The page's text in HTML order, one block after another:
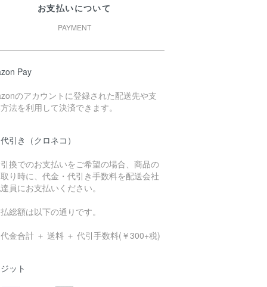
お支払いについて
PAYMENT
Pay
のアカウントに登録された配送先や支
法を利用して決済できます。
引き（クロネコ）
換でのお支払いをご希望の場合、商品の
り時に、代金・代引き手数料を配送会社
員にお支払いください。
総額は以下の通りです。
金合計 ＋ 送料 ＋ 代引手数料(￥300+税)
ット